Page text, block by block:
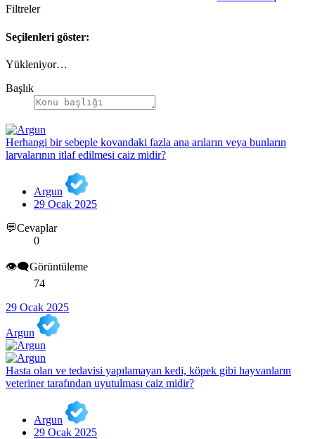
Filtreler
Seçilenleri göster:
Yükleniyor…
Başlık
Herhangi bir sebeple kovandaki fazla ana arıların veya bunların
larvalarının itlaf edilmesi caiz midir?
Argun
29 Ocak 2025
💬Cevaplar
0
👁️‍🗨️Görüntüleme
74
29 Ocak 2025
Argun
Hasta olan ve tedavisi yapılamayan kedi, köpek gibi hayvanların
veteriner tarafından uyutulması caiz midir?
Argun
29 Ocak 2025